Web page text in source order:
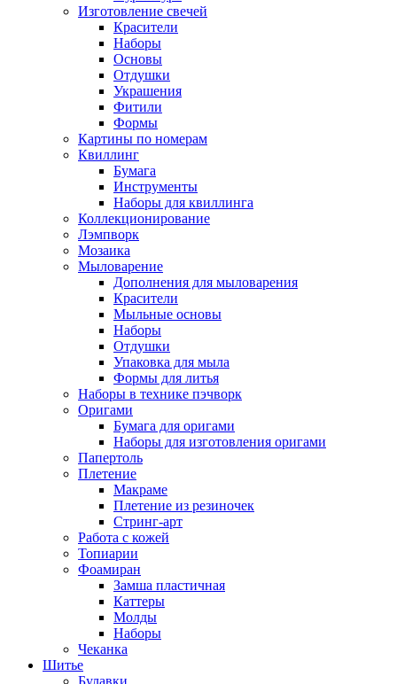
Изготовление свечей
Красители
Наборы
Основы
Отдушки
Украшения
Фитили
Формы
Картины по номерам
Квиллинг
Бумага
Инструменты
Наборы для квиллинга
Коллекционирование
Лэмпворк
Мозаика
Мыловарение
Дополнения для мыловарения
Красители
Мыльные основы
Наборы
Отдушки
Упаковка для мыла
Формы для литья
Наборы в технике пэчворк
Оригами
Бумага для оригами
Наборы для изготовления оригами
Папертоль
Плетение
Макраме
Плетение из резиночек
Стринг-арт
Работа с кожей
Топиарии
Фоамиран
Замша пластичная
Каттеры
Молды
Наборы
Чеканка
Шитье
Булавки